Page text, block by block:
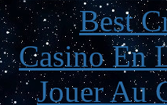
Best
Casino En
Jouer Au